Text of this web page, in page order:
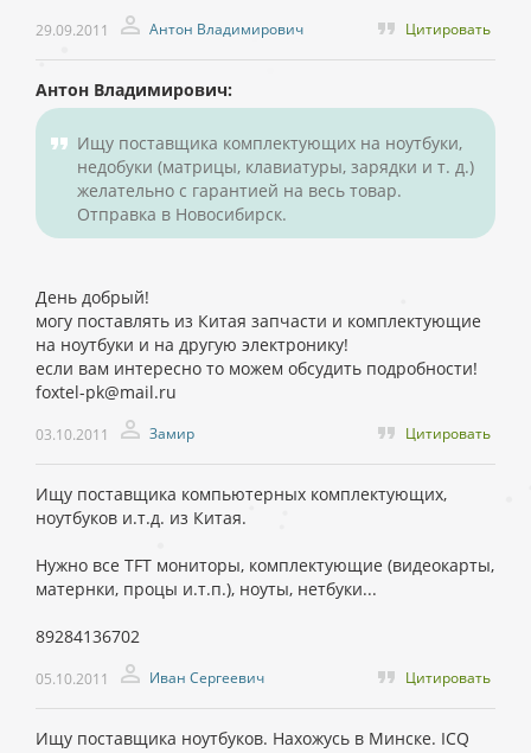
29.09.2011 Антон Владимирович Цитировать
Антон Владимирович:
Ищу поставщика комплектующих на ноутбуки,
недобуки (матрицы, клавиатуры, зарядки и т. д.)
желательно с гарантией на весь товар.
Отправка в Новосибирск.
День добрый!
могу поставлять из Китая запчасти и комплектующие
на ноутбуки и на другую электронику!
если вам интересно то можем обсудить подробности!
foxtel-pk@mail.ru
03.10.2011 Замир Цитировать
Ищу поставщика компьютерных комплектующих,
ноутбуков и.т.д. из Китая.
Нужно все TFT мониторы, комплектующие (видеокарты,
матернки, процы и.т.п.), ноуты, нетбуки...
89284136702
05.10.2011 Иван Сергеевич Цитировать
Ищу поставщика ноутбуков. Нахожусь в Минске. ICQ